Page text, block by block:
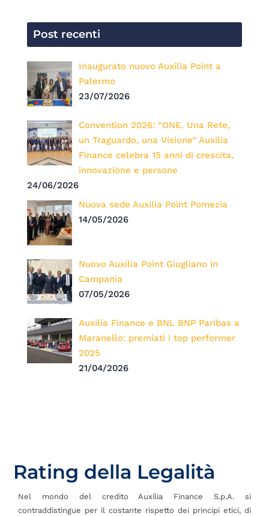
Post recenti
Inaugurato nuovo Auxilia Point a
Palermo
23/07/2026
Convention 2026: “ONE. Una Rete,
un Traguardo, una Visione” Auxilia
Finance celebra 15 anni di crescita,
innovazione e persone
24/06/2026
Nuova sede Auxilia Point Pomezia
14/05/2026
Nuovo Auxilia Point Giugliano in
Campania
07/05/2026
Auxilia Finance e BNL BNP Paribas a
Maranello: premiati i top performer
2025
21/04/2026
Rating della Legalità
Nel mondo del credito Auxilia Finance S.p.A. si
contraddistingue per il costante rispetto dei principi etici, di